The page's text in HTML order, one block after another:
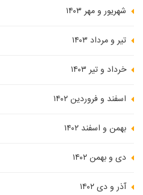
شهریور و مهر ۱۴۰۳
تیر و مرداد ۱۴۰۳
خرداد و تیر ۱۴۰۳
اسفند و فروردین ۱۴۰۲
بهمن و اسفند ۱۴۰۲
دی و بهمن ۱۴۰۲
آذر و دی ۱۴۰۲